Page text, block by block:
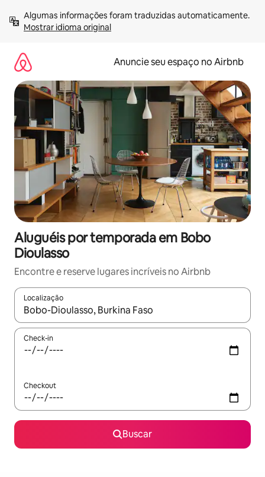
para
Mostrar idioma original
Anuncie seu espaço no Airbnb
Aluguéis por temporada em Bobo
Dioulasso
Encontre e reserve lugares incríveis no Airbnb
Localização
Quando os resultados estiverem disponíveis, explore-os
Check-in
Checkout
Buscar